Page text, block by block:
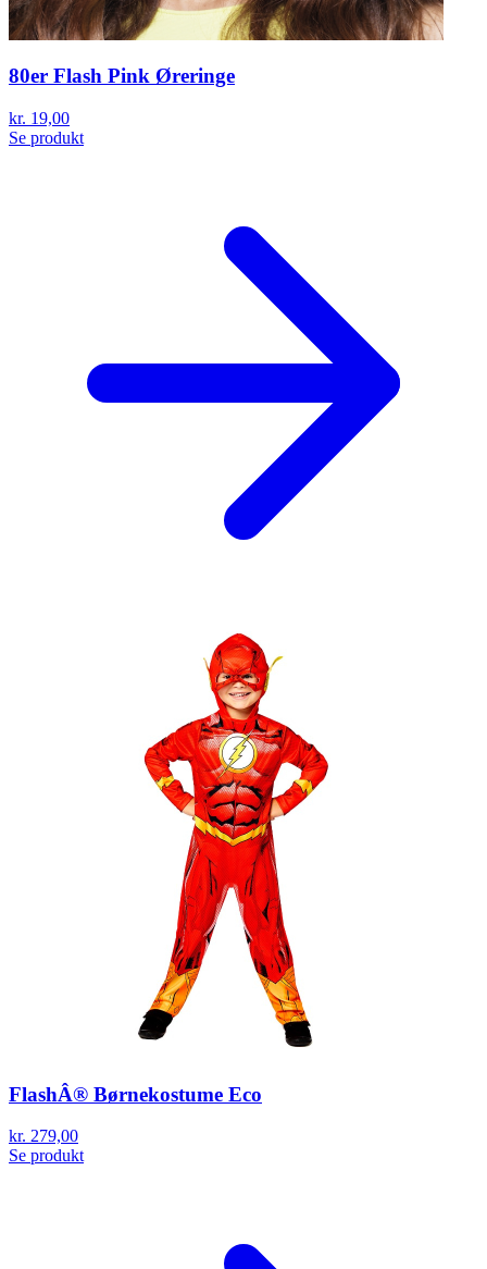
80er Flash Pink Øreringe
kr. 19,00
Se produkt
FlashÂ® Børnekostume Eco
kr. 279,00
Se produkt